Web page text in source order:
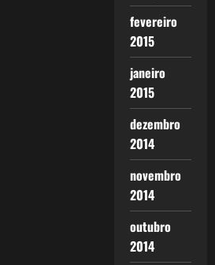
fevereiro
2015
janeiro
2015
dezembro
2014
novembro
2014
outubro
2014